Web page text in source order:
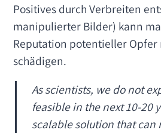
Positives durch Verbreiten
manipulierter Bilder) kann
Reputation potentieller Opfer
schädigen.
As scientists, we do not
feasible in the next 10-20
scalable solution that can